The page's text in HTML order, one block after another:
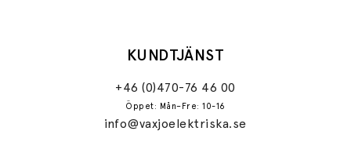
KUNDTJÄNST
+46 (0)470-76 46 00
Öppet: Mån–Fre: 10-16
info@vaxjoelektriska.se